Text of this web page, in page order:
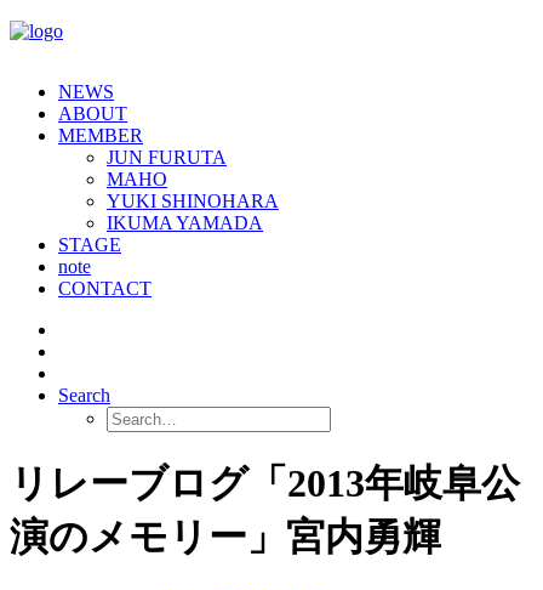
NEWS
ABOUT
MEMBER
JUN FURUTA
MAHO
YUKI SHINOHARA
IKUMA YAMADA
STAGE
note
CONTACT
Search
リレーブログ「2013年岐阜公
演のメモリー」宮内勇輝